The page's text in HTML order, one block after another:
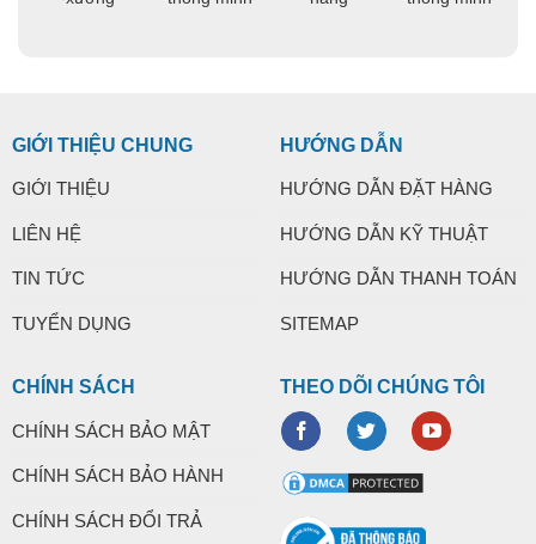
GIỚI THIỆU CHUNG
GIỚI THIỆU
LIÊN HỆ
TIN TỨC
TUYỂN DỤNG
HƯỚNG DẪN
HƯỚNG DẪN ĐẶT HÀNG
HƯỚNG DẪN KỸ THUẬT
HƯỚNG DẪN THANH TOÁN
SITEMAP
CHÍNH SÁCH
CHÍNH SÁCH BẢO MẬT
CHÍNH SÁCH BẢO HÀNH
CHÍNH SÁCH ĐỔI TRẢ
THEO DÕI CHÚNG TÔI